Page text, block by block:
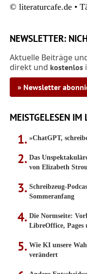
© literaturcafe.de •
NEWSLETTER:
Aktuelle Beiträge
direkt und kostenlos
» Newsletter
MEISTGELESEN IM
»ChatGPT,
Das
von Elizabeth
Schreibzeug-
Sommeranfang
Die Normseite:
LibreOffice, Pages
Wie KI unsere
verändert